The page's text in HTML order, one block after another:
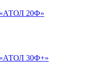
«АТОЛ 20Ф»
«АТОЛ 30Ф+»